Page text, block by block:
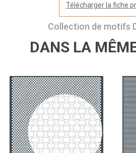
Télécharger la fiche
Collection de motifs
DANS LA